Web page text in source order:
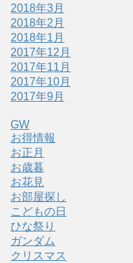
2018年3月
2018年2月
2018年1月
2017年12月
2017年11月
2017年10月
2017年9月
GW
お得情報
お正月
お歳暮
お花見
お部屋探し
こどもの日
ひな祭り
ガンダム
クリスマス